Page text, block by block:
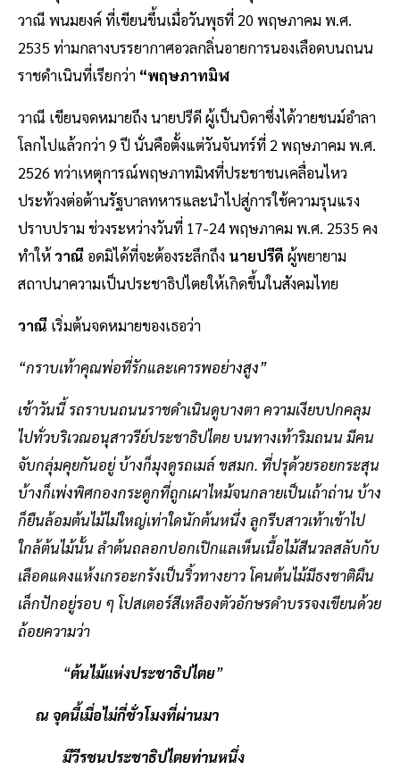
วาณี พนมยงค์ ที่เขียนขึ้นเมื่อวันพุธที่ 20 พฤษภาคม พ.ศ.
2535 ท่ามกลางบรรยากาศอวลกลิ่นอายการนองเลือดบนถนน
ราชดำเนินที่เรียกว่า “พฤษภาทมิฬ
วาณี เขียนจดหมายถึง นายปรีดี ผู้เป็นบิดาซึ่งได้วายชนม์อำลา
โลกไปแล้วกว่า 9 ปี นั่นคือตั้งแต่วันจันทร์ที่ 2 พฤษภาคม พ.ศ.
2526 ทว่าเหตุการณ์พฤษภาทมิฬที่ประชาชนเคลื่อนไหว
ประท้วงต่อต้านรัฐบาลทหารและนำไปสู่การใช้ความรุนแรง
ปราบปราม ช่วงระหว่างวันที่ 17-24 พฤษภาคม พ.ศ. 2535 คง
ทำให้วาณี อดมิได้ที่จะต้องระลึกถึง นายปรีดี ผู้พยายาม
สถาปนาความเป็นประชาธิปไตยให้เกิดขึ้นในสังคมไทย
วาณี เริ่มต้นจดหมายของเธอว่า
“กราบเท้าคุณพ่อที่รักและเคารพอย่างสูง”
เช้าวันนี้ รถราบนถนนราชดำเนินดูบางตา ความเงียบปกคลุม
ไปทั่วบริเวณอนุสาวรีย์ประชาธิปไตย บนทางเท้าริมถนน มีคน
จับกลุ่มคุยกันอยู่ บ้างก็มุงดูรถเมล์ ขสมก. ที่ปรุด้วยรอยกระสุน
บ้างก็เพ่งพิศกองกระดูกที่ถูกเผาไหม้จนกลายเป็นเถ้าถ่าน บ้าง
ก็ยืนล้อมต้นไม้ไม่ใหญ่เท่าใดนักต้นหนึ่ง ลูกรีบสาวเท้าเข้าไป
ใกล้ต้นไม้นั้น ลำต้นถลอกปอกเปิกแลเห็นเนื้อไม้สีนวลสลับกับ
เลือดแดงแห้งเกรอะกรังเป็นริ้วทางยาว โคนต้นไม้มีธงชาติผืน
เล็กปักอยู่รอบ ๆ โปสเตอร์สีเหลืองตัวอักษรดำบรรจงเขียนด้วย
ถ้อยความว่า
“ต้นไม้แห่งประชาธิปไตย”
ณ จุดนี้เมื่อไม่กี่ชั่วโมงที่ผ่านมา
มีวีรชนประชาธิปไตยท่านหนึ่ง